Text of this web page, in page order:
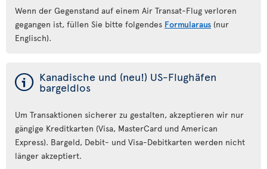
Wenn der Gegenstand auf einem Air Transat-Flug verloren
gegangen ist, füllen Sie bitte folgendes Formularaus (nur
Englisch).
ý Kanadische und (neu!) US-Flughäfen
bargeldlos
Um Transaktionen sicherer zu gestalten, akzeptieren wir nur
gängige Kreditkarten (Visa, MasterCard und American
Express). Bargeld, Debit- und Visa-Debitkarten werden nicht
länger akzeptiert.